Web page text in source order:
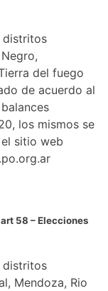
distritos
del fuego
de acuerdo al
los mismos se
sitio web
58 – Elecciones
distritos
Mendoza, Rio